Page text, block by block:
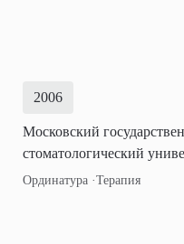
2006
Московский
стоматологический
Ординатура Терапия